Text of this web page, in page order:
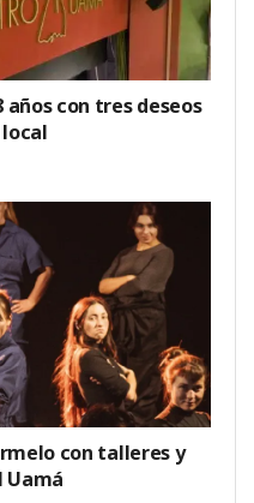
años con tres deseos
con talleres y
Uamá